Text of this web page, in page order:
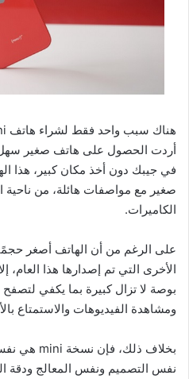
أردت الحصول على هاتف صغير سهل
في جيبك دون أخذ مكان كبير، هذا
صغير مع مواصفات هائلة، من ناحية
الكاميرات.
على الرغم من أن الهاتف أصغر حجمًا
بوصة لا تزال كبيرة بما يكفي
ومشاهدة الفيديوهات والاستمتاع